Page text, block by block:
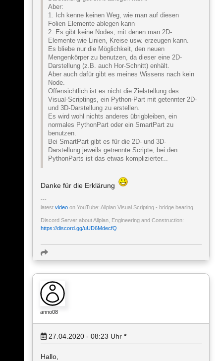
Aber:
1. Ich kenne keinen Weg, wie man auf diesen
Folien Elemente ablegen kann
2. Es gibt keine Nodes, mit denen man 2D-
Elemente wie Linien, Kreise usw. erzeugen kann.
Es bliebe nur die Möglichkeit, den neuen
Mengenkörper zu benutzen, da dieser eine 2D-
Darstellung (z.B. auch Hor-Schnitt) enhält.
Aber auch dafür gibt es meines Wissens nach kein
Node.
Offensichtlich ist es nicht die Zielstellung des
Visual-Scriptings, ein Python-Part mit getennter 2D-
und 3D-Darstellung zu erstellen.
Es wird wohl nichts anderes übrigbleiben, ein
normales PythonPart oder ein SmartPart zu
benutzen.
Bei SmartPart gibt es für die 2D- und 3D-
Darstellung jeweils getrennte Scripte, bei den
PythonParts ist das etwas komplizierter...
Danke für die Erklärung
latest video on YouTube: Allplan Visual Scripting - bridge bearing
Discord Server about Allplan, Engineering and Construction:
https://discord.gg/uUD6MdecfQ
anno08
27.04.2020 - 08:23 Uhr *
Hallo,